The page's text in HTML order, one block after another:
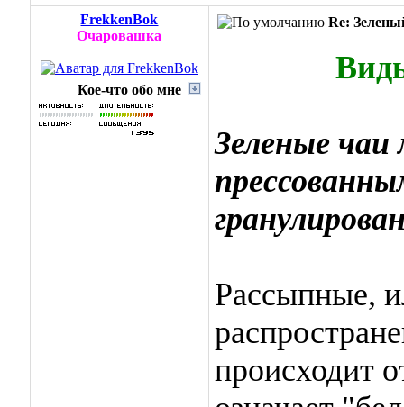
FrekkenBok
Очаровашка
Кое-что обо мне
Re:
Зеленые
Рассыпные,
происходит